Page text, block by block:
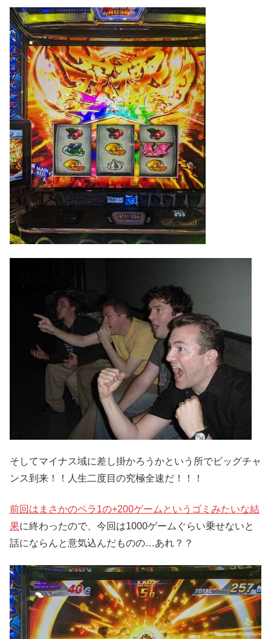
そしてマイナス域に差し掛かろうかという所でビッグチャ
ンス到来！！人生二度目の究極全速だ！！！
前回はまさかのペラ1の+200ゲームというゴミみたいな結
果に終わったので、今回は1000ゲームぐらい乗せないと
話にならんと意気込んだものの…あれ？？